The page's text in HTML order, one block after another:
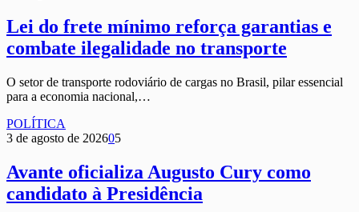
Lei do frete mínimo reforça garantias e
combate ilegalidade no transporte
O setor de transporte rodoviário de cargas no Brasil, pilar essencial
para a economia nacional,…
POLÍTICA
3 de agosto de 202605
Avante oficializa Augusto Cury como
candidato à Presidência